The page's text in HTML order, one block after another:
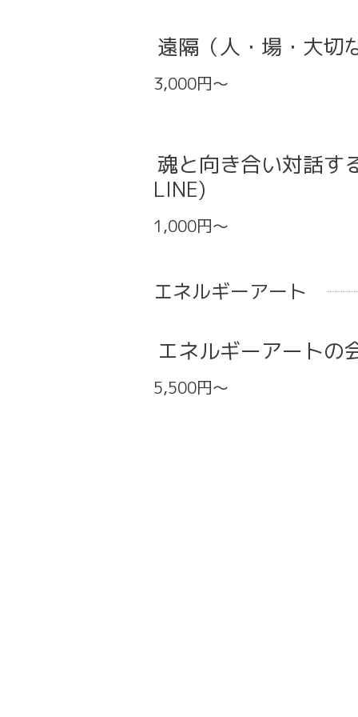
遠隔（人・場・大切
3,000円～
魂と向き合い対話す
LINE)
1,000円～
エネルギーアート
エネルギーアートの
5,500円～